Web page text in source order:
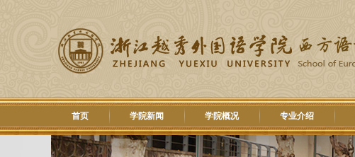
首页 学院新闻 学院概况 专业介绍